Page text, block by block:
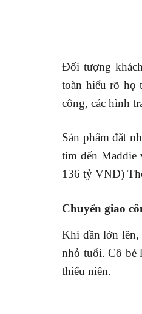
Đối tượng
toàn hiểu rõ họ
công, các hình
Sản phẩm đắt
tìm đến Maddie
136 tỷ VND)
Chuyển giao
Khi dần lớn lên,
nhỏ tuổi. Cô bé
thiếu niên.